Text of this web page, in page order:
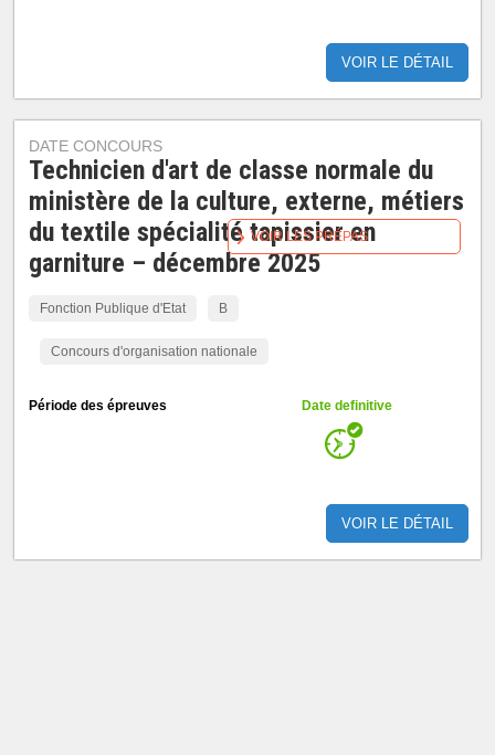
VOIR LE DÉTAIL
DATE CONCOURS
Technicien d'art de classe normale du
ministère de la culture, externe, métiers
du textile spécialité tapissier en
garniture – décembre 2025
Fonction Publique d'Etat B
Concours d'organisation nationale
Période des épreuves Date definitive
VOIR LE DÉTAIL
VOIR LES PRÉPAS